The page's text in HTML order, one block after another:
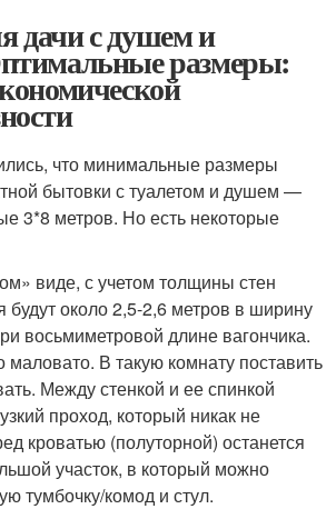
дачи с душем и
размеры:
что минимальные размеры
бытовки с туалетом и душем —
3*8 метров. Но есть некоторые
виде, с учетом толщины стен
около 2,5-2,6 метров в ширину
восьмиметровой длине вагончика.
маловато. В такую комнату поставить
Между стенкой и ее спинкой
проход, который никак не
кроватью (полуторной) останется
участок, в который можно
тумбочку/комод и стул.